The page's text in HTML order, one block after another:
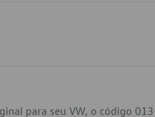
para seu VW, o código